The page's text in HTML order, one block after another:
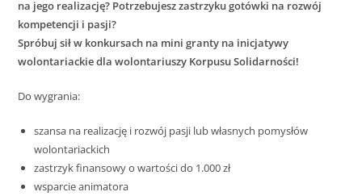
na jego realizację? Potrzebujesz zastrzyku gotówki na rozwój
kompetencji i pasji?
Spróbuj sił w konkursach na mini granty na inicjatywy
wolontariackie dla wolontariuszy Korpusu Solidarności!
Do wygrania:
szansa na realizację i rozwój pasji lub własnych pomysłów
wolontariackich
zastrzyk finansowy o wartości do 1.000 zł
wsparcie animatora